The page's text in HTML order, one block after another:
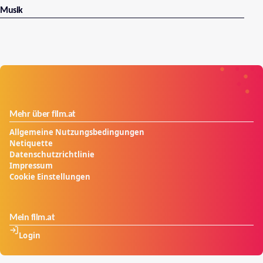
Musik
Mehr über film.at
Allgemeine Nutzungsbedingungen
Netiquette
Datenschutzrichtlinie
Impressum
Cookie Einstellungen
Mein film.at
Login